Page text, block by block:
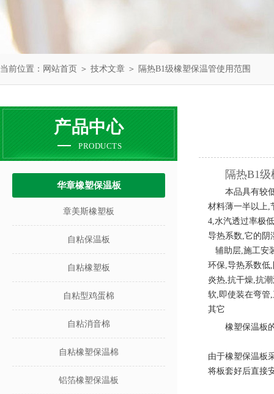
当前位置： 网站首页 ＞ 技术文章 ＞ 隔热B1级橡塑保温管使用范围
产品中心
PRODUCTS
华章橡塑保温板
章美斯橡塑板
自粘保温板
自粘橡塑板
自粘型鸡蛋棉
自粘消音棉
自粘橡塑保温棉
铝箔橡塑保温板
隔热B1
本品具有较
材料薄一半以上,
4,水汽透过率极
导热系数,它的阴
辅助层,施工安
环保,导热系数低,
炎热,抗干燥,抗
软,即使装在弯管,
其它
橡塑保温板
由于橡塑保温板
将板套好后直接